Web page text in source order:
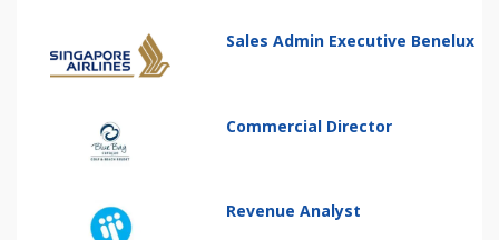
Sales Admin Executive Benelux
Commercial Director
Revenue Analyst